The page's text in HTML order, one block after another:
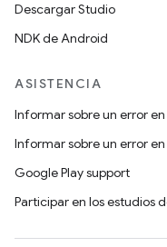
Descargar Studio
NDK de Android
ASISTENCIA
Informar sobre un error
Informar sobre un error
Google Play support
Participar en los estudios